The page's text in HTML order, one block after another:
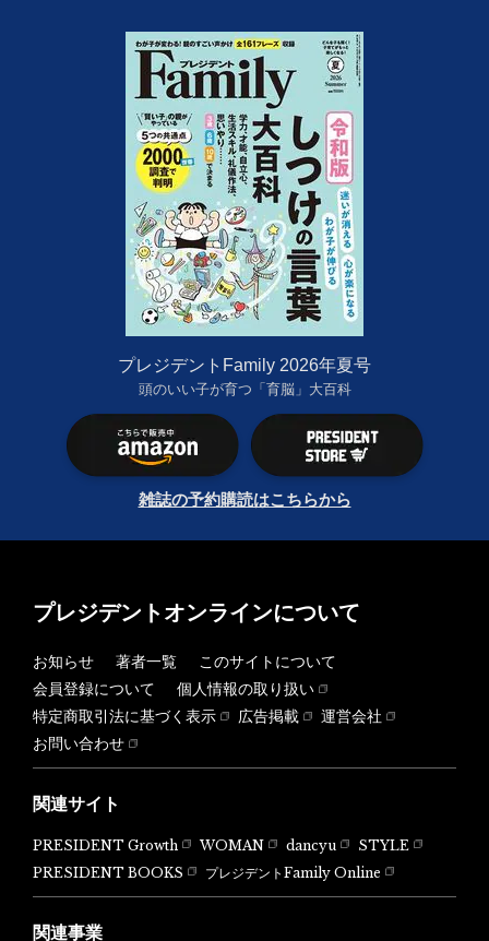
プレジデントFamily 2026年夏号
頭のいい子が育つ「育脳」大百科
雑誌の予約購読はこちらから
プレジデントオンラインについて
お知らせ 著者一覧
このサイトについて
会員登録について
個人情報の取り扱い
特定商取引法に基づく表示
広告掲載
運営会社
お問い合わせ
関連サイト
PRESIDENT Growth WOMAN dancyu
STYLE
PRESIDENT BOOKS
プレジデントFamily Online
関連事業